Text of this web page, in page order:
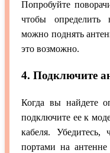
Попробуйте
чтобы определить
можно поднять
это возможно.
4. Подключите
Когда вы найдете
подключите ее к
кабеля. Убедитесь,
портами на